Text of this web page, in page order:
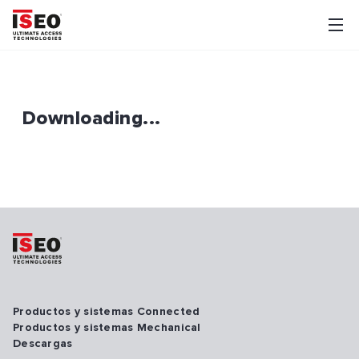
Downloading...
Productos y sistemas Connected
Productos y sistemas Mechanical
Descargas